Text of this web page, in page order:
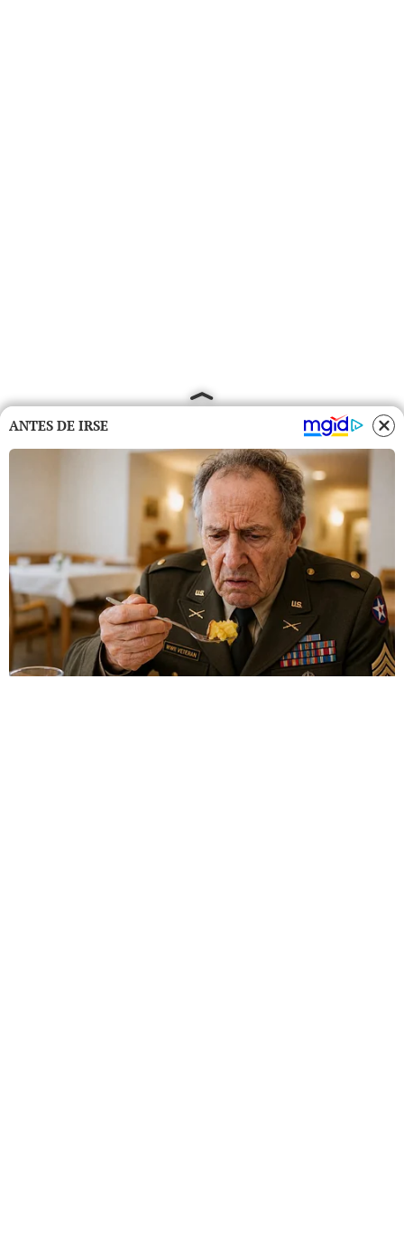
ANTES DE IRSE